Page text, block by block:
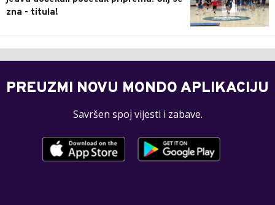
zna - titula!
PREUZMI NOVU MONDO APLIKACIJU
Savršen spoj vijesti i zabave.